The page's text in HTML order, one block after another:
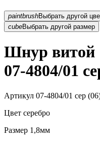
paintbrush
Выбрать
cubeВыбрать другой размер
Шнур витой
07-4804/01
Артикул 07-4804/01 сер
Цвет серебро
Размер 1,8мм